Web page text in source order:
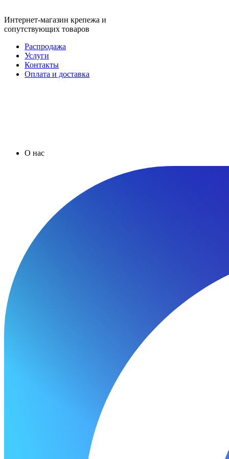
Интернет-магазин крепежа и
сопутствующих товаров
Распродажа
Услуги
Контакты
Оплата и доставка
О нас